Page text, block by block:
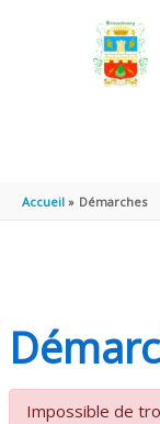
Accueil Démarches
Impossible de